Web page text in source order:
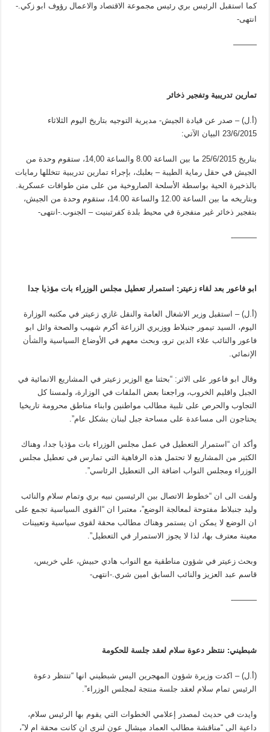
كما استقبل الرئيس بري رئيس مجموعة الاقتصاد والاعمال رؤوف ابو زكي.-
انتهى-
———
تمارين تدريبية وتفجير ذخائر
(أ.ل) – صدر عن قيادة الجيش- مديرية التوجيه بتاريخ اليوم الثلاثاء
23/6/2015 البيان الآتي:
بتاريخ 25/6/2015 ما بين الساعة 8.00 والساعة 14,00، ستقوم وحدة من
الجيش في حقل رماية الطيبة – بعلبك، بإجراء تمارين تدريبية تتخللها رمايات
بالذخيرة الحية بواسطة الأسلحة الصاروخية من على متن طوافات عسكرية.
وبتاريخه ما بين الساعة 12.00 والساعة 14.00، ستقوم وحدة من الجيش،
بتفجير ذخائر غير منفجرة في محيط بلدة كفرتبنيت – الجنوب.-انتهى-
———-
ابو فاعور بعد لقاء زعيتر: استمرار تعطيل مجلس الوزراء بات مؤذيا جدا
(أ.ل) – استقبل وزير الاشغال العامة والنقل غازي زعيتر في مكتبه الوزارة
اليوم، السيد تيمور جنبلاط ووزيري الزراعة أكرم شهيب والصحة وائل ابو
فاعور والنائب علاء الدين ترو، وبحث معهم في الأوضاع السياسية والشأن
الإنمائي.
وقال ابو فاعور على الاثر: “بحثنا مع الوزير زعيتر في المشاريع الانمائية في
الجبل واقليم الخروب، وراجعنا بعض الملفات في الوزارة، ولمسنا كل
التجاوب والحرص على تلبية مطالب مواطنين وابناء مناطق محرومة تاريخيا
يحتاجون الى مساعدة على مساحة جبل لبنان بشكل عام”.
وأكد ان “استمرار التعطيل في عمل مجلس الوزراء بات مؤذيا جدا، وهناك
الكثير من المشاريع لا تحتمل هذه الرفاهية التي تمارس في تعطيل مجلس
الوزراء ومجلس النواب اضافة الى التعطيل الرئاسي”.
ولفت الى ان “خطوط الاتصال بين الرئيسين نبيه بري وتمام سلام والنائب
وليد جنبلاط مفتوحة لمعالجة الوضع”، معتبرا ان “القوى السياسية تجمع على
ان الوضع لا يمكن ان يستمر وهناك مطالب محقة لقوى سياسية وتعيينات
معينة معترف بها، لذا لا يجوز الاستمرار في التعطيل”.
وبحث زعيتر في شؤون مناطقية مع النواب هادي حبيش، علي خريس،
قاسم عبد العزيز والنائب السابق امين شري.-انتهى-
———-
شبطيني: ننتظر دعوة سلام لعقد جلسة للحكومة
(أ.ل) – اكدت وزيرة شؤون المهجرين اليس شبطيني انها “تنتظر دعوة
الرئيس تمام سلام لعقد جلسة منتجة لمجلس الوزراء”.
وايدت في حديث لمصدر إعلامي الخطوات التي يقوم بها الرئيس سلام،
داعية الى “مناقشة مطالب العماد ميشال عون لنرى ان كانت محقة ام لا”،